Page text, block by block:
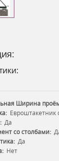
Ширина
Евроштакетник
Да
со столбами:
Да
Нет